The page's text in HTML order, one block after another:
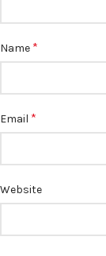
Name *
Email *
Website